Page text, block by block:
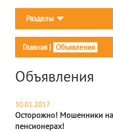
Разделы
Главная | Объявления
Объявления
30.01.2017
Осторожно! Мошенники
пенсионерах!